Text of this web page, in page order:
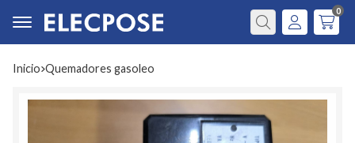
Buscar
0
Inicio quemadores gasoleo